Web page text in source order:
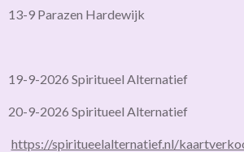
13-9 Parazen Hardewijk
19-9-2026 Spiritueel Alternatief
20-9-2026 Spiritueel Alternatief
https://spiritueelalternatief.nl/